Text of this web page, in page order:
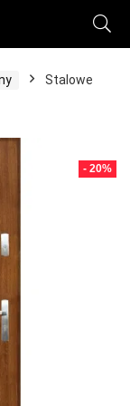
Stalowe
- 20%